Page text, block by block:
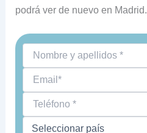
podrá ver de nuevo en Madrid.